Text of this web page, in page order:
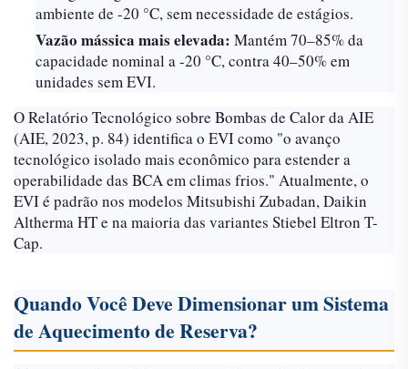
ambiente de -20 °C, sem necessidade de estágios.
Vazão mássica mais elevada: Mantém 70–85% da
capacidade nominal a -20 °C, contra 40–50% em
unidades sem EVI.
O Relatório Tecnológico sobre Bombas de Calor da AIE
(AIE, 2023, p. 84) identifica o EVI como "o avanço
tecnológico isolado mais econômico para estender a
operabilidade das BCA em climas frios." Atualmente, o
EVI é padrão nos modelos Mitsubishi Zubadan, Daikin
Altherma HT e na maioria das variantes Stiebel Eltron T-
Cap.
Quando Você Deve Dimensionar um Sistema
de Aquecimento de Reserva?